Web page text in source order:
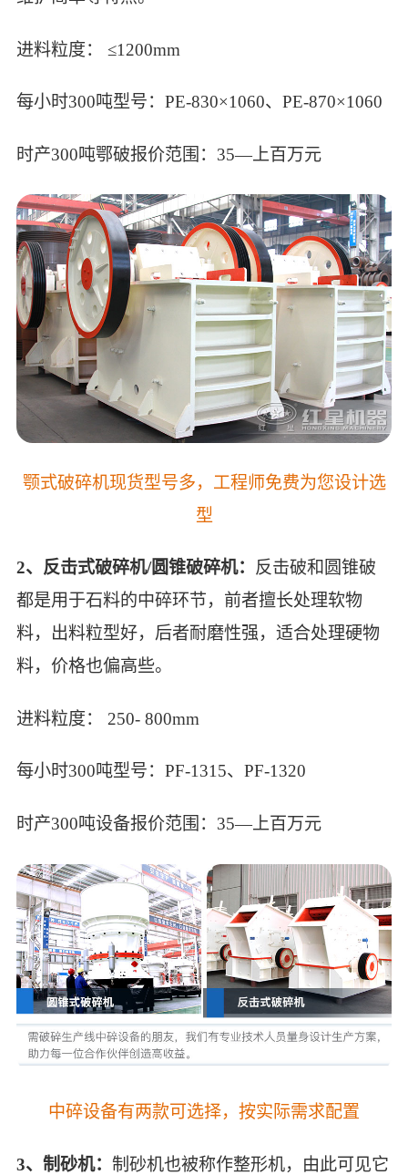
进料粒度： ≤1200mm
每小时300吨型号：PE-830×1060、PE-870×1060
时产300吨鄂破报价范围：35—上百万元
颚式破碎机现货型号多，工程师免费为您设计选
型
2、反击式破碎机/圆锥破碎机： 反击破和圆锥破
都是用于石料的中碎环节，前者擅长处理软物
料，出料粒型好，后者耐磨性强，适合处理硬物
料，价格也偏高些。
进料粒度： 250- 800mm
每小时300吨型号：PF-1315、PF-1320
时产300吨设备报价范围：35—上百万元
中碎设备有两款可选择，按实际需求配置
3、制砂机： 制砂机也被称作整形机，由此可见它